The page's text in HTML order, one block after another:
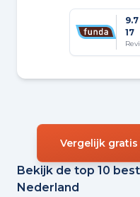
9.7
17
Vergelijk
Bekijk de top 10
Nederland